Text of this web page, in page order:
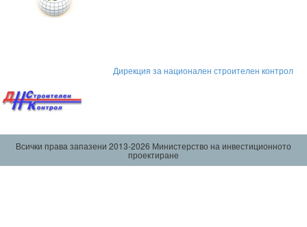
Дирекция за национален строителен контрол
Всички права запазени 2013-2026 Министерство на инвестиционното
проектиране